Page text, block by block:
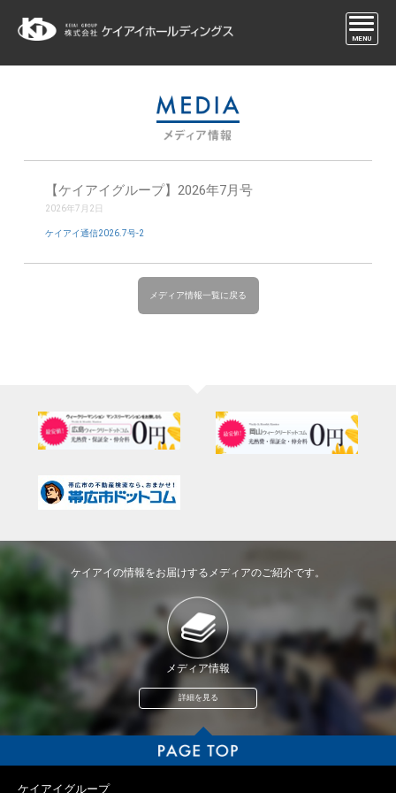
MENU
【ケイアイグループ】2026年7月号
2026年7月2日
ケイアイ通信2026.7号-2
メディア情報一覧に戻る
ケイアイの情報をお届けするメディアのご紹介です。
メディア情報
詳細を見る
ケイアイグループ